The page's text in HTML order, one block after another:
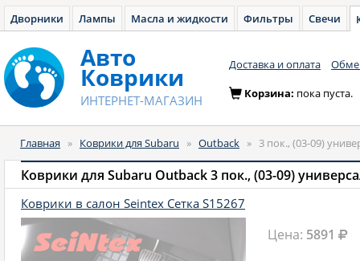
Дворники Лампы Масла и жидкости Фильтры Свечи
Авто
Коврики
ИНТЕРНЕТ-МАГАЗИН
Доставка и оплата
Корзина: пока пуста.
Главная » Коврики для Subaru » Outback » 3 пок., (03-09)
Коврики для Subaru Outback 3 пок., (03-09)
Коврики в салон Seintex Сетка S15267
Цена: 5891